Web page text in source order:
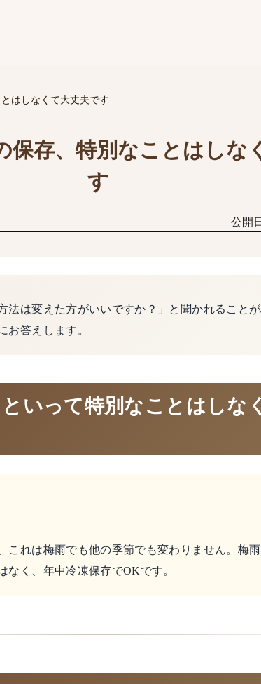
はしなくて大丈夫です
保存、特別なことはしな
す
公開
法は変えた方がいいですか？」と聞かれること
お答えします。
いって特別なことはしな
これは梅雨でも他の季節でも変わりません。梅
なく、年中冷凍保存でOKです。